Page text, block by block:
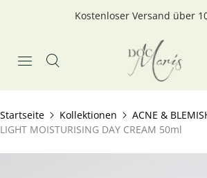
Kostenloser Versand über
Startseite Kollektionen
ACNE &
LIGHT MOISTURISING DAY CREAM 50ml